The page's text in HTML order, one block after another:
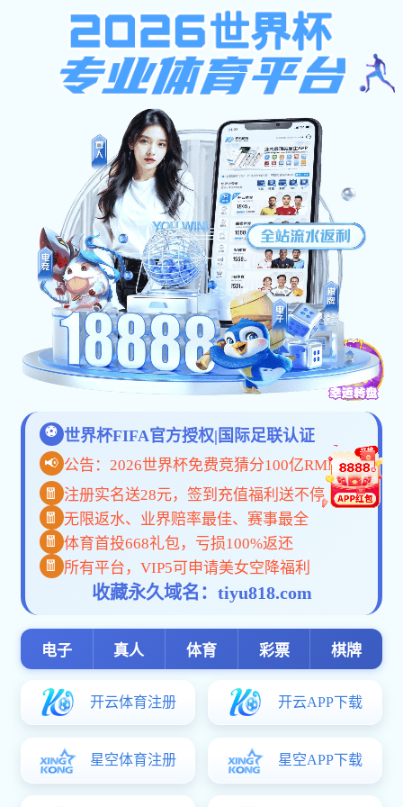
南宫28加拿大软件
南宫28加拿大软件:302 Found
none
南宫28加拿大软件-天成企业集团